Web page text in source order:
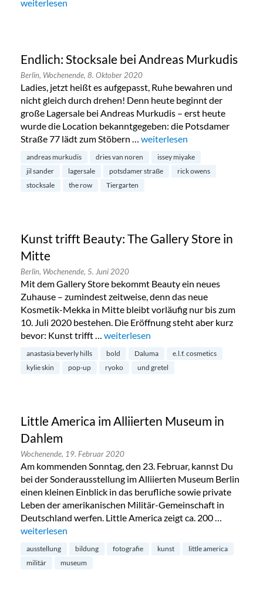
„Tintswalo African Colors in Wilmersdorf“
weiterlesen
Endlich: Stocksale bei Andreas Murkudis
Berlin, Wochenende, 8. Oktober 2020
Ladies, jetzt heißt es aufgepasst, Ruhe bewahren und
nicht gleich durch drehen! Denn heute beginnt der
große Lagersale bei Andreas Murkudis – erst heute
wurde die Location bekanntgegeben: die Potsdamer
Straße 77 lädt zum Stöbern … „Endlich: Stocksale bei
weiterlesen
andreas murkudis dries van noren
issey miyake
jil sander
lagersale potsdamer straße
rick owens
stocksale
the row Tiergarten
Kunst trifft Beauty: The Gallery Store in
Mitte
Berlin, Wochenende, 5. Juni 2020
Mit dem Gallery Store bekommt Beauty ein neues
Zuhause – zumindest zeitweise, denn das neue
Kosmetik-Mekka in Mitte bleibt vorläufig nur bis zum
10. Juli 2020 bestehen. Die Eröffnung steht aber kurz
bevor: Kunst trifft … „Kunst trifft Beauty: The Gallery Store
weiterlesen
anastasia beverly hills bold Daluma
e.l.f. cosmetics
kylie skin
pop-up ryoko und gretel
Little America im Alliierten Museum in
Dahlem
Wochenende, 19. Februar 2020
Am kommenden Sonntag, den 23. Februar, kannst Du
bei der Sonderausstellung im Alliierten Museum Berlin
einen kleinen Einblick in das berufliche sowie private
Leben der amerikanischen Militär-Gemeinschaft in
Deutschland werfen. Little America zeigt ca. 200 …
„Little America im Alliierten Museum in Dahlem“
weiterlesen
ausstellung bildung fotografie kunst
little america
militär
museum